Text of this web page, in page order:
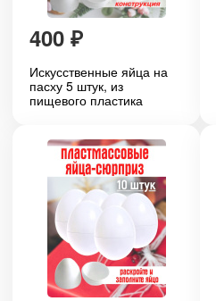
400 ₽
Искусственные яйца на
пасху 5 штук, из
пищевого пластика